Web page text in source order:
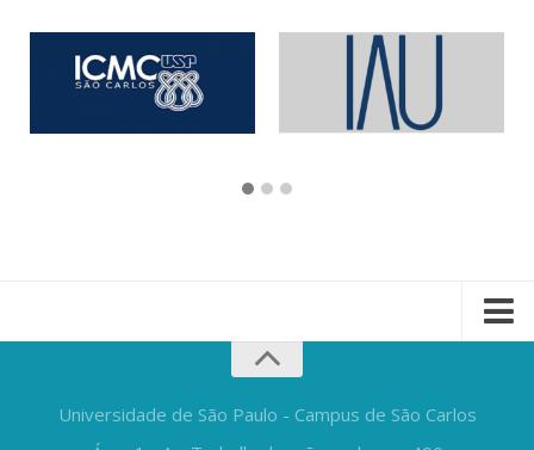
Universidade de São Paulo - Campus de São Carlos